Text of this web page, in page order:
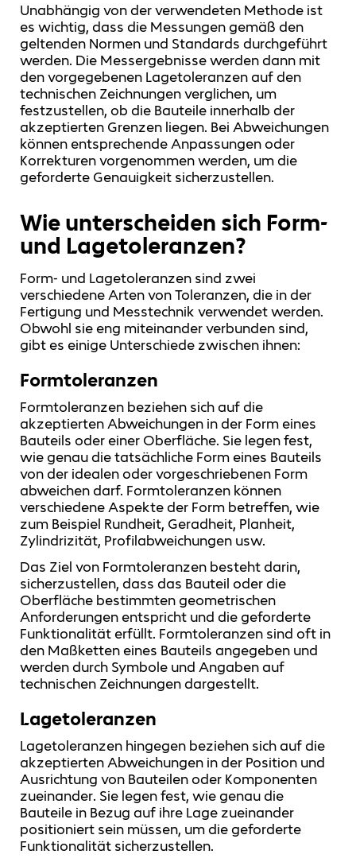
Unabhängig von der verwendeten Methode ist
es wichtig, dass die Messungen gemäß den
geltenden Normen und Standards durchgeführt
werden. Die Messergebnisse werden dann mit
den vorgegebenen Lagetoleranzen auf den
technischen Zeichnungen verglichen, um
festzustellen, ob die Bauteile innerhalb der
akzeptierten Grenzen liegen. Bei Abweichungen
können entsprechende Anpassungen oder
Korrekturen vorgenommen werden, um die
geforderte Genauigkeit sicherzustellen.
Wie unterscheiden sich Form-
und Lagetoleranzen?
Form- und Lagetoleranzen sind zwei
verschiedene Arten von Toleranzen, die in der
Fertigung und Messtechnik verwendet werden.
Obwohl sie eng miteinander verbunden sind,
gibt es einige Unterschiede zwischen ihnen:
Formtoleranzen
Formtoleranzen beziehen sich auf die
akzeptierten Abweichungen in der Form eines
Bauteils oder einer Oberfläche. Sie legen fest,
wie genau die tatsächliche Form eines Bauteils
von der idealen oder vorgeschriebenen Form
abweichen darf. Formtoleranzen können
verschiedene Aspekte der Form betreffen, wie
zum Beispiel Rundheit, Geradheit, Planheit,
Zylindrizität, Profilabweichungen usw.
Das Ziel von Formtoleranzen besteht darin,
sicherzustellen, dass das Bauteil oder die
Oberfläche bestimmten geometrischen
Anforderungen entspricht und die geforderte
Funktionalität erfüllt. Formtoleranzen sind oft in
den Maßketten eines Bauteils angegeben und
werden durch Symbole und Angaben auf
technischen Zeichnungen dargestellt.
Lagetoleranzen
Lagetoleranzen hingegen beziehen sich auf die
akzeptierten Abweichungen in der Position und
Ausrichtung von Bauteilen oder Komponenten
zueinander. Sie legen fest, wie genau die
Bauteile in Bezug auf ihre Lage zueinander
positioniert sein müssen, um die geforderte
Funktionalität sicherzustellen.